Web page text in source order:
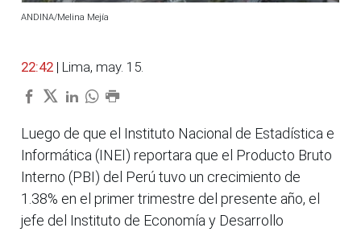
ANDINA/Melina Mejía
22:42 | Lima, may. 15.
Luego de que el Instituto Nacional de Estadística e
Informática (INEI) reportara que el Producto Bruto
Interno (PBI) del Perú tuvo un crecimiento de
1.38% en el primer trimestre del presente año, el
jefe del Instituto de Economía y Desarrollo